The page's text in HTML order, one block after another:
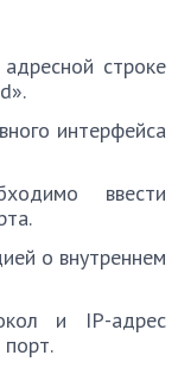
строке
интерфейса
ввести
о внутреннем
и IP-адрес